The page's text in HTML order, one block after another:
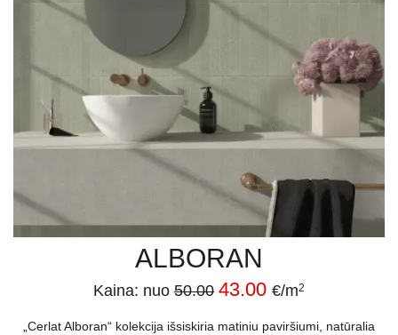
ALBORAN
Kaina: nuo 50.00 43.00 €/m2
„Cerlat Alboran“ kolekcija išsiskiria matiniu paviršiumi, natūralia